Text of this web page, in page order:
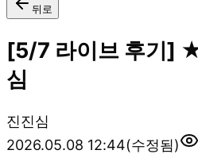
뒤로
[5/7 라이브 후
심
진진심
2026.05.08 12:44(수정됨)